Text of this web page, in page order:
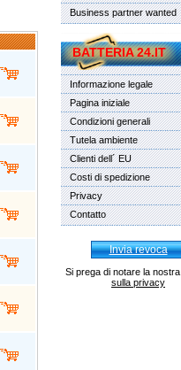
Business partner wanted
BATTERIA 24.IT
Informazione legale
Pagina iniziale
Condizioni generali
Tutela ambiente
Clienti dell´ EU
Costi di spedizione
Privacy
Contatto
Invia revoca
Si prega di notare la nostra
sulla privacy